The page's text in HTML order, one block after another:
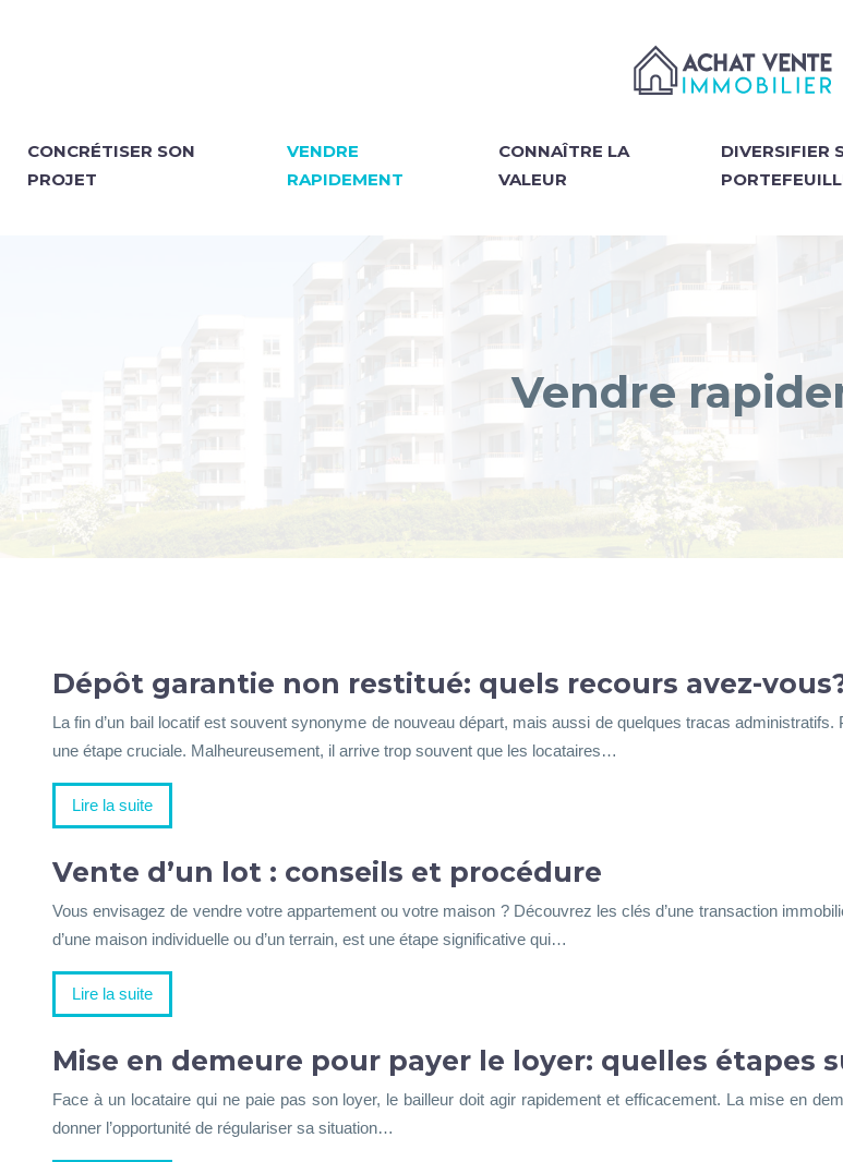
CONCRÉTISER SON
PROJET
VENDRE
RAPIDEMENT
CONNAÎTRE LA
VALEUR
DIVERSIFIER
Vendre
Dépôt garantie non restitué: quels recours avez-
La fin d’un bail locatif est souvent synonyme de nouveau départ, mais aussi de quelques tracas
une étape cruciale. Malheureusement, il arrive trop souvent que les locataires…
Lire la suite
Vente d’un lot : conseils et procédure
Vous envisagez de vendre votre appartement ou votre maison ? Découvrez les clés d’une transaction
d’une maison individuelle ou d’un terrain, est une étape significative qui…
Lire la suite
Mise en demeure pour payer le loyer: quelles étapes
Face à un locataire qui ne paie pas son loyer, le bailleur doit agir rapidement et efficacement. La mise en
donner l’opportunité de régulariser sa situation…